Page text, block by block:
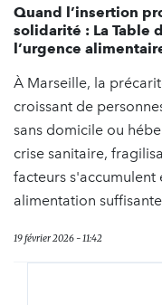
Quand l’insertion
solidarité : La Table
l’urgence
À Marseille, la
croissant de
sans domicile ou
crise sanitaire,
facteurs s'accumulent
alimentation
19 février 2026 - 11:42